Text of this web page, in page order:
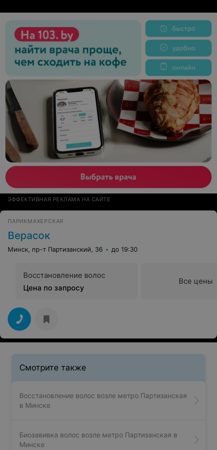
ЭФФЕКТИВНАЯ РЕКЛАМА НА САЙТЕ
ПАРИКМАХЕРСКАЯ
Верасок
Минск, пр-т Партизанский, 36 до 19:30
Восстановление волос
Цена по запросу
Все цены
Смотрите также
Восстановление волос возле метро Партизанская
в Минске
Биозавивка волос возле метро Партизанская в
Минске